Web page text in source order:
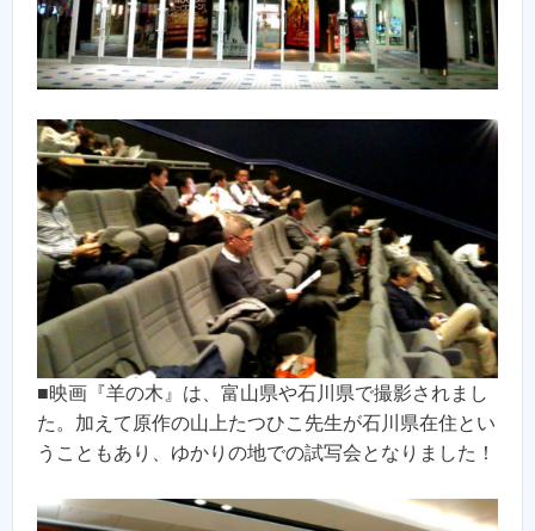
■映画『羊の木』は、富山県や石川県で撮影されまし
た。加えて原作の山上たつひこ先生が石川県在住とい
うこともあり、ゆかりの地での試写会となりました！